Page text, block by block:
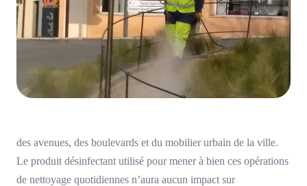
des avenues, des boulevards et du mobilier urbain de la ville.
Le produit désinfectant utilisé pour mener à bien ces opérations
de nettoyage quotidiennes n’aura aucun impact sur